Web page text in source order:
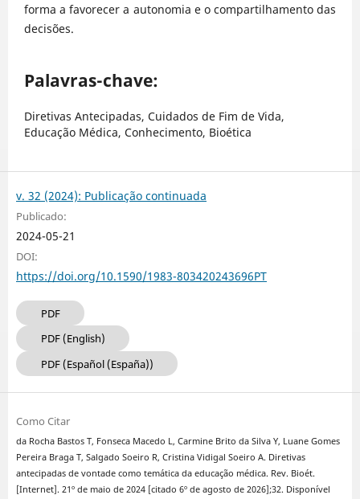
forma a favorecer a autonomia e o compartilhamento das
decisões.
Palavras-chave:
Diretivas Antecipadas, Cuidados de Fim de Vida,
Educação Médica, Conhecimento, Bioética
v. 32 (2024): Publicação continuada
Publicado:
2024-05-21
DOI:
https://doi.org/10.1590/1983-803420243696PT
PDF
PDF (English)
PDF (Español (España))
Como Citar
da Rocha Bastos T, Fonseca Macedo L, Carmine Brito da Silva Y, Luane Gomes
Pereira Braga T, Salgado Soeiro R, Cristina Vidigal Soeiro A. Diretivas
antecipadas de vontade como temática da educação médica. Rev. Bioét.
[Internet]. 21º de maio de 2024 [citado 6º de agosto de 2026];32. Disponível